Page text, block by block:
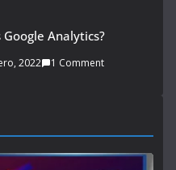
Google Analytics?
2022 1 Comment